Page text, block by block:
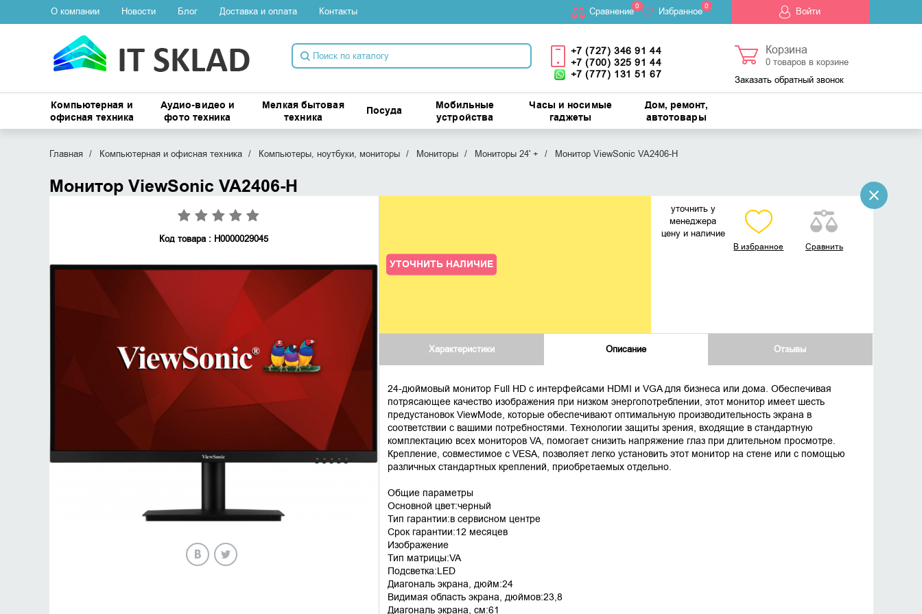
О компании Новости Блог Доставка и оплата Контакты Cравнение0 Избранное 0 Войти
+7 (727) 346 91 44
+7 (700) 325 91 44
+7 (777) 131 51 67
Корзина
0товаров в корзине
Заказать обратный звонок
Компьютерная и
офисная техника
Аудио-видео и
фото техника
Мелкая бытовая
техника
Посуда
Мобильные
устройства
Часы и носимые
гаджеты
Дом, ремонт,
автотовары
Главная Компьютерная и офисная техника Компьютеры, ноутбуки, мониторы Мониторы Мониторы 24' + Монитор ViewSonic VA2406-H
Монитор ViewSonic VA2406-H
Код товара : Н0000029045
УТОЧНИТЬ НАЛИЧИЕ
уточнить у
менеджера
цену и наличие
В избранное Сравнить
Характеристики Описание Отзывы
24-дюймовый монитор Full HD с интерфейсами HDMI и VGA для бизнеса или дома. Обеспечивая
потрясающее качество изображения при низком энергопотреблении, этот монитор имеет шесть
предустановок ViewMode, которые обеспечивают оптимальную производительность экрана в
соответствии с вашими потребностями. Технологии защиты зрения, входящие в стандартную
комплектацию всех мониторов VA, помогает снизить напряжение глаз при длительном просмотре.
Крепление, совместимое с VESA, позволяет легко установить этот монитор на стене или с помощью
различных стандартных креплений, приобретаемых отдельно.
Общие параметры
Основной цвет:черный
Тип гарантии:в сервисном центре
Срок гарантии:12 месяцев
Изображение
Тип матрицы:VA
Подсветка:LED
Диагональ экрана, дюйм:24
Видимая область экрана, дюймов:23,8
Диагональ экрана, см:61